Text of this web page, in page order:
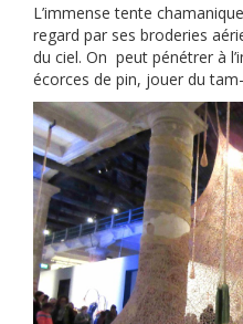
L’immense tente
regard par ses broderies
du ciel. On peut pénétrer à
écorces de pin, jouer du